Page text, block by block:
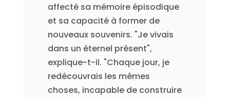
affecté sa mémoire épisodique
et sa capacité à former de
nouveaux souvenirs. "Je vivais
dans un éternel présent",
explique-t-il. "Chaque jour, je
redécouvrais les mêmes
choses, incapable de construire